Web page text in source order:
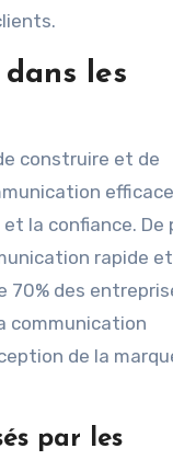
les
construire et de
la confiance. De
rapide et
70% des
communication
de la
par les